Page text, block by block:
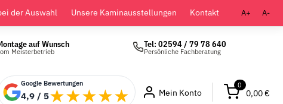
der Auswahl Unsere Kaminausstellungen Kontakt A+ A-
auf Wunsch
Meisterbetrieb
Tel: 02594 / 79 78 640
Persönliche Fachberatung
Google Bewertungen
4,9 / 5★★★★★ Mein Konto
0
0,00 €